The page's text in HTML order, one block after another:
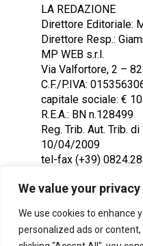
We value your privacy
We use cookies to enhance
personalized ads or
LA REDAZIONE
Direttore Editoriale:
Direttore Resp.:
MP WEB s.r.l.
Via Valfortore, 2 –
C.F./P.IVA:
capitale sociale: €
R.E.A.: BN n.128499
Reg. Trib. Aut. Trib.
10/04/2009
tel-fax (+39)